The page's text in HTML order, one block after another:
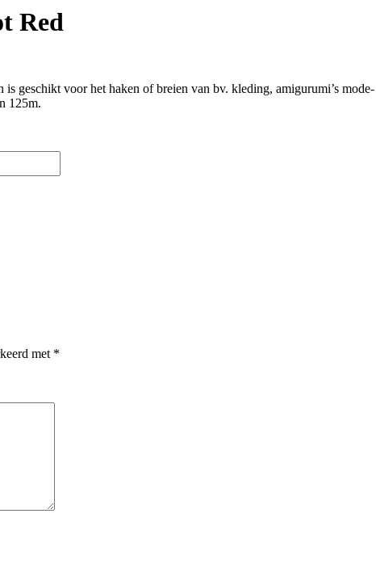
Red
geschikt voor het haken of breien van bv. kleding, amigurumi’s
125m.
met *